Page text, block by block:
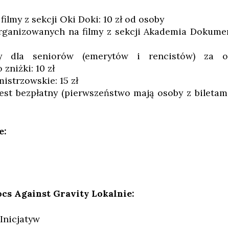
z sekcji Oki Doki: 10 zł od osoby
na filmy z sekcji Akademia
dla seniorów (emerytów i rencistów) za
10 zł
15 zł
bezpłatny (pierwszeństwo mają osoby z
Against Gravity Lokalnie: